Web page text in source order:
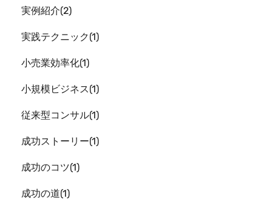
実例紹介 2
実践テクニック 1
小売業効率化 1
小規模ビジネス 1
従来型コンサル 1
成功ストーリー 1
成功のコツ 1
成功の道 1